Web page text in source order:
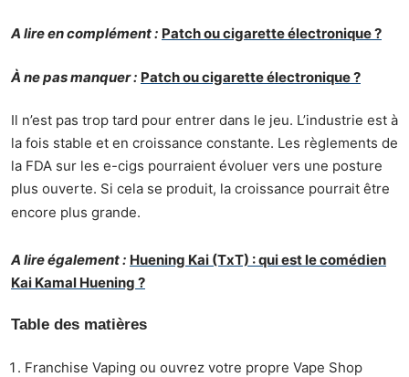
A lire en complément : Patch ou cigarette électronique ?
À ne pas manquer : Patch ou cigarette électronique ?
Il n’est pas trop tard pour entrer dans le jeu. L’industrie est à
la fois stable et en croissance constante. Les règlements de
la FDA sur les e-cigs pourraient évoluer vers une posture
plus ouverte. Si cela se produit, la croissance pourrait être
encore plus grande.
A lire également : Huening Kai (TxT) : qui est le comédien
Kai Kamal Huening ?
Table des matières
Franchise Vaping ou ouvrez votre propre Vape Shop